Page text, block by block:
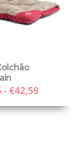
- €42,59